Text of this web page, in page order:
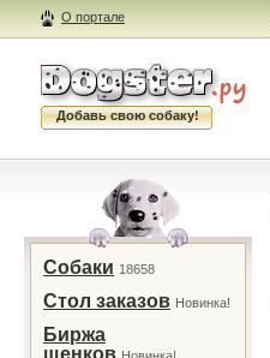
О портале
Добавь свою собаку!
Собаки 18658
Стол заказов Новинка!
Биржа
щенков